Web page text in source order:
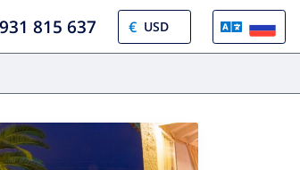
815 637 €